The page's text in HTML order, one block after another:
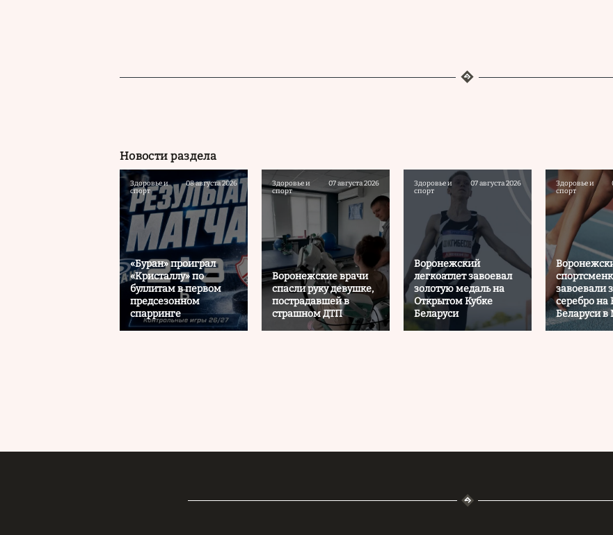
Новости раздела
Здоровье и
спорт
08 августа 2026
«Буран» проиграл
«Кристаллу» по
буллитам в первом
предсезонном
спарринге
Здоровье и
спорт
07 августа 2026
Воронежские врачи
спасли руку девушке,
пострадавшей в
страшном ДТП
Здоровье и
спорт
07 августа 2026
Воронежский
легкоатлет завоевал
золотую медаль на
Открытом Кубке
Беларуси
Здоровье и
спорт
завоевали
серебро на
Беларуси в